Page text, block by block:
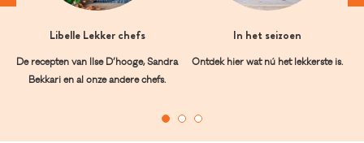
Libelle Lekker chefs
De recepten van Ilse D’hooge, Sandra
Bekkari en al onze andere chefs.
In het seizoen
Ontdek hier wat nú het lekkerste is.